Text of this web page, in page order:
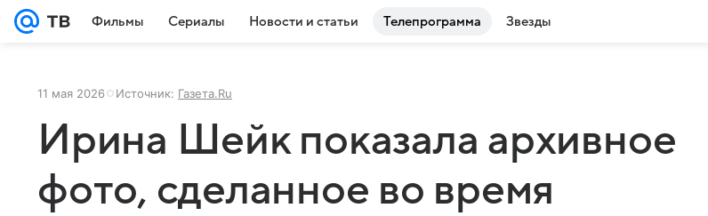
Фильмы Сериалы Новости и статьи Телепрограмма Звезды
11 мая 2026 Источник: Газета.Ru
Ирина Шейк показала архивное
фото, сделанное во время